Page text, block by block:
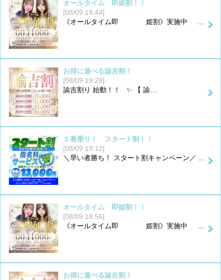
オールタイム 即姫割！！
[08/09 19:44]
《オールタイム即 姫割》実施中 …
お得に遊べる諭吉割！
[08/09 19:28]
諭吉割り 始動！！ ✨ 【 諭…
１番乗り！ スタート割！！
[08/09 19:12]
＼早い者勝ち！ スタート割キャンペーン／ …
オールタイム 即姫割！！
[08/09 18:56]
《オールタイム即 姫割》実施中 …
お得に遊べる諭吉割！